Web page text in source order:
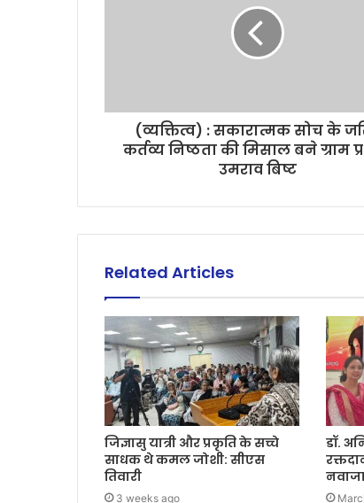
(व्यक्तित्व) : सकारात्मक सोच के
कर्तव्य निष्ठता की मिसाल बने ग्राम
उमराव बिष्ट
Related Articles
जिज्ञासु यात्री और प्रकृति के सच्चे
साधक थे कमल जोशी: सीएस
तिवारी
3 weeks ago
डॉ.